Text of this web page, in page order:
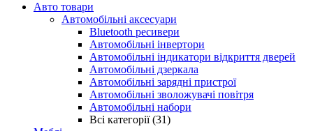
Авто товари
Автомобільні аксесуари
Bluetooth ресивери
Автомобільні інвертори
Автомобільні індикатори відкриття дверей
Автомобільні дзеркала
Автомобільні зарядні пристрої
Автомобільні зволожувачі повітря
Автомобільні набори
Всі категорії (31)